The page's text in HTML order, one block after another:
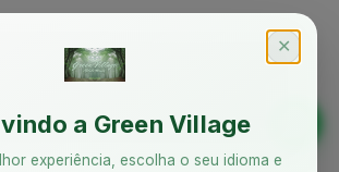
✕
a Green Village
experiência, escolha o seu idioma e